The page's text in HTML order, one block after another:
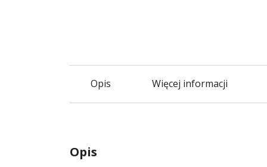
Opis Więcej informacji
Opis